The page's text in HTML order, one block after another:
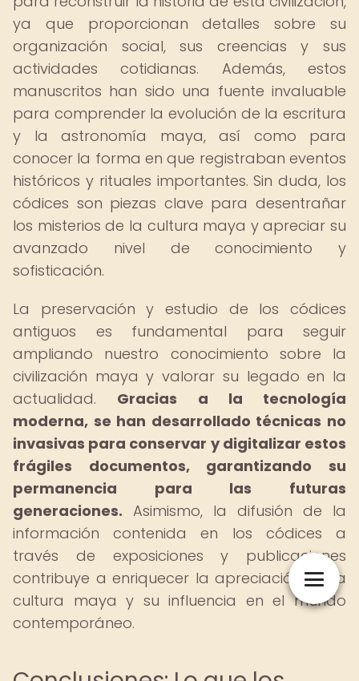
ya que proporcionan detalles sobre su
organización social, sus creencias y sus
actividades cotidianas. Además, estos
manuscritos han sido una fuente invaluable
para comprender la evolución de la escritura
y la astronomía maya, así como para
conocer la forma en que registraban eventos
históricos y rituales importantes. Sin duda, los
códices son piezas clave para desentrañar
los misterios de la cultura maya y apreciar su
avanzado nivel de conocimiento y
sofisticación.
La preservación y estudio de los códices
antiguos es fundamental para seguir
ampliando nuestro conocimiento sobre la
civilización maya y valorar su legado en la
actualidad. Gracias a la tecnología
moderna, se han desarrollado técnicas no
invasivas para conservar y digitalizar estos
frágiles documentos, garantizando su
permanencia para las futuras
generaciones. Asimismo, la difusión de la
información contenida en los códices a
través de exposiciones y publicaciones
contribuye a enriquecer la apreciación de la
cultura maya y su influencia en el mundo
contemporáneo.